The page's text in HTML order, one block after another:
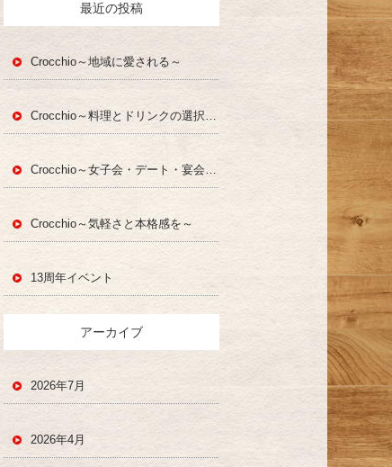
最近の投稿
Crocchio～地域に愛される～
Crocchio～料理とドリンクの選択肢～
Crocchio～女子会・デート・宴会・一人飲み～
Crocchio～気軽さと本格感を～
13周年イベント
アーカイブ
2026年7月
2026年4月